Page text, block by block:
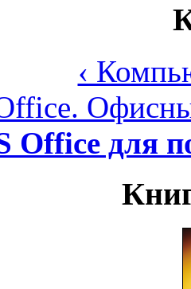
‹
Office для